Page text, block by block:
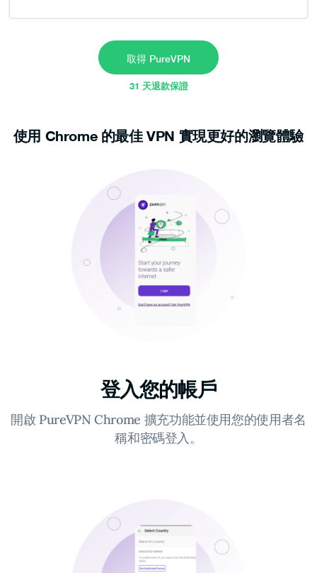
取得 PureVPN
31 天退款保證
使用 Chrome 的最佳 VPN 實現更好的瀏覽體驗
登入您的帳戶
開啟 PureVPN Chrome 擴充功能並使用您的使用者名
稱和密碼登入。